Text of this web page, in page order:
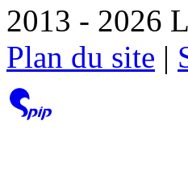
2013 - 2026
Plan du site |